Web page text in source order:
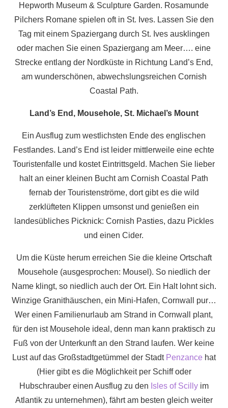
Hepworth Museum & Sculpture Garden. Rosamunde
Pilchers Romane spielen oft in St. Ives. Lassen Sie den
Tag mit einem Spaziergang durch St. Ives ausklingen
oder machen Sie einen Spaziergang am Meer…. eine
Strecke entlang der Nordküste in Richtung Land’s End,
am wunderschönen, abwechslungsreichen Cornish
Coastal Path.
Land’s End, Mousehole, St. Michael’s Mount
Ein Ausflug zum westlichsten Ende des englischen
Festlandes. Land’s End ist leider mittlerweile eine echte
Touristenfalle und kostet Eintrittsgeld. Machen Sie lieber
halt an einer kleinen Bucht am Cornish Coastal Path
fernab der Touristenströme, dort gibt es die wild
zerklüfteten Klippen umsonst und genießen ein
landesübliches Picknick: Cornish Pasties, dazu Pickles
und einen Cider.
Um die Küste herum erreichen Sie die kleine Ortschaft
Mousehole (ausgesprochen: Mousel). So niedlich der
Name klingt, so niedlich auch der Ort. Ein Halt lohnt sich.
Winzige Granithäuschen, ein Mini-Hafen, Cornwall pur…
Wer einen Familienurlaub am Strand in Cornwall plant,
für den ist Mousehole ideal, denn man kann praktisch zu
Fuß von der Unterkunft an den Strand laufen. Wer keine
Lust auf das Großstadtgetümmel der Stadt Penzancehat
(Hier gibt es die Möglichkeit per Schiff oder
Hubschrauber einen Ausflug zu den Isles of Scillyim
Atlantik zu unternehmen), fährt am besten gleich weiter